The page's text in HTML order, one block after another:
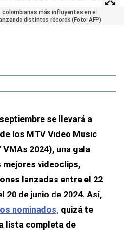
colombianas más influyentes en el
distintos récords (Foto: AFP)
se llevará a
los MTV Video Music
2024), una gala
mejores videoclips,
lanzadas entre el 22
20 de junio de 2024. Así,
nominados, quizá te
lista completa de